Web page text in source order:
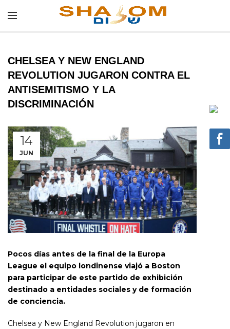
CHELSEA Y NEW ENGLAND
REVOLUTION JUGARON CONTRA EL
ANTISEMITISMO Y LA
DISCRIMINACIÓN
14
JUN
Pocos días antes de la final de la Europa
League el equipo londinense viajó a Boston
para participar de este partido de exhibición
destinado a entidades sociales y de formación
de conciencia.
Chelsea y New England Revolution jugaron en